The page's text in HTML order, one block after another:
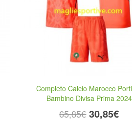
Completo Calcio Marocco
Bambino Divisa Prima 2024
65,85€ 30,85€